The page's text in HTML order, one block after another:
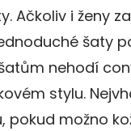
Ačkoliv i ženy
šaty
nehodí
stylu.
možno